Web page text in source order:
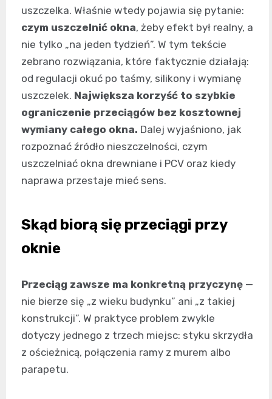
uszczelka. Właśnie wtedy pojawia się pytanie:
czym uszczelnić okna, żeby efekt był realny, a
nie tylko „na jeden tydzień”. W tym tekście
zebrano rozwiązania, które faktycznie działają:
od regulacji okuć po taśmy, silikony i wymianę
uszczelek. Największa korzyść to szybkie
ograniczenie przeciągów bez kosztownej
wymiany całego okna. Dalej wyjaśniono, jak
rozpoznać źródło nieszczelności, czym
uszczelniać okna drewniane i PCV oraz kiedy
naprawa przestaje mieć sens.
Skąd biorą się przeciągi przy
oknie
Przeciąg zawsze ma konkretną przyczynę —
nie bierze się „z wieku budynku” ani „z takiej
konstrukcji”. W praktyce problem zwykle
dotyczy jednego z trzech miejsc: styku skrzydła
z ościeżnicą, połączenia ramy z murem albo
parapetu.